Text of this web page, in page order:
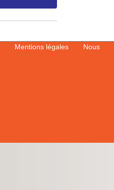
Mentions légales
Nous